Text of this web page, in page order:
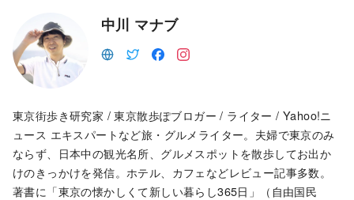
中川 マナブ
東京街歩き研究家 / 東京散歩ぽブロガー / ライター / Yahoo!ニ
ュース エキスパートなど旅・グルメライター。夫婦で東京のみ
ならず、日本中の観光名所、グルメスポットを散歩してお出か
けのきっかけを発信。ホテル、カフェなどレビュー記事多数。
著書に「東京の懐かしくて新しい暮らし365日」（自由国民